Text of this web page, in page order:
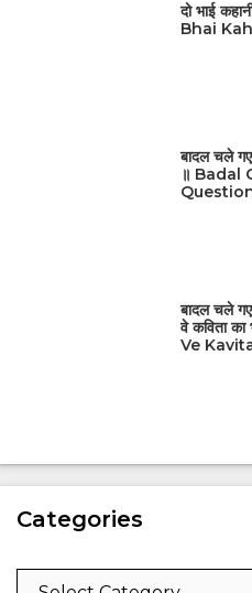
दो भाई
Bhai
बादल चले
॥ Badal
बादल चले
वे कविता
Ve
Categories
Categories